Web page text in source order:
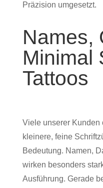
Präzision umgesetzt.
Names,
Minimal
Tattoos
Viele unserer Kunden
kleinere, feine
Bedeutung. Namen,
wirken besonders
Ausführung. Gerade